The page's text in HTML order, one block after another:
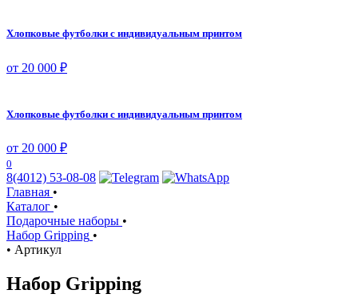
Хлопковые футболки с индивидуальным принтом
от 20 000 ₽
Хлопковые футболки с индивидуальным принтом
от 20 000 ₽
0
8(4012) 53-08-08
Главная •
Каталог •
Подарочные наборы •
Набор Gripping •
• Артикул
Набор Gripping